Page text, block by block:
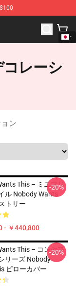
Wants This
コレーシ
ン
This – ミニマリ
ル Nobody Wants
トリー
- ￥440,800
-20%
This – コンセプ
リーズ Nobody
ピローカバー
-20%